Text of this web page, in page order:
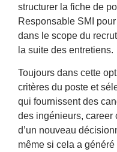
structurer la fiche de
Responsable SMI
dans le scope du
la suite des entretiens.
Toujours dans cette
critères du poste et
qui fournissent des
des ingénieurs, career
d’un nouveau
même si cela a